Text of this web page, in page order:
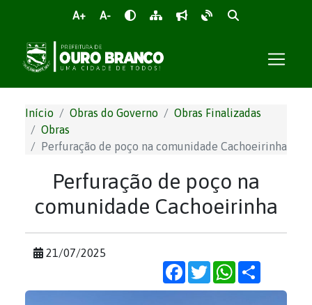
A+ A-
Início Obras do Governo
Obras Finalizadas
Obras
Perfuração de poço na comunidade Cachoeirinha
Perfuração de poço na
comunidade Cachoeirinha
21/07/2025
Facebook
TwitterWhatsApp